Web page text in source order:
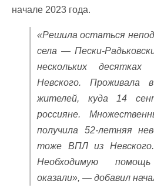
начале 2023 года.
«Решила остаться
села — Пески-
нескольких
Невского. Проживала
жителей, куда 14
россияне.
получила 52-летняя
тоже ВПЛ из
Необходимую
оказали», — добавил